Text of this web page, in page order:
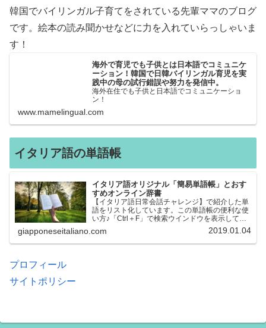
韓国でバイリンガル子育てをされている先輩ママのブログ
です。絵本の読み聞かせなどに力を入れていらっしゃいま
す！
海外で育児でも子供とは日本語でコミュニケ
ーション！韓国で日韓バイリンガル育児を実
践中の母の試行錯誤や努力を発信中。
海外在住でも子供と日本語でコミュニケーショ
ン！
www.mamelingual.com
イタリア語の単語帳
イタリア語オリジナル「簡易単語帳」とおす
すめオンライン辞書
【イタリア語日常会話チャレンジ】で紹介した単
語をリスト化しています。この単語帳の便利な使
い方♪「Ctrl＋F」で検索ウインドウを表示して、
知りたい単語を探すことができます。イタリア語
→日本語、日本語→イタリア語 どちらでも検索
できるので、良…
giapponeseitaliano.com 2019.01.04
プロフィール
サイトポリシー